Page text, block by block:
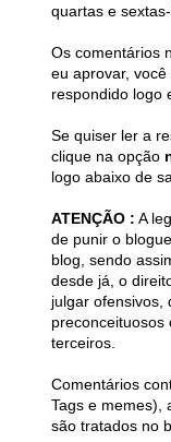
quartas e
Os comentários
eu aprovar,
respondido logo
Se quiser ler a
clique na opção
logo abaixo de
ATENÇÃO : A
de punir o
blog, sendo
desde já, o
julgar ofensivos,
preconceituosos
terceiros.
Comentários
Tags e memes),
são tratados no